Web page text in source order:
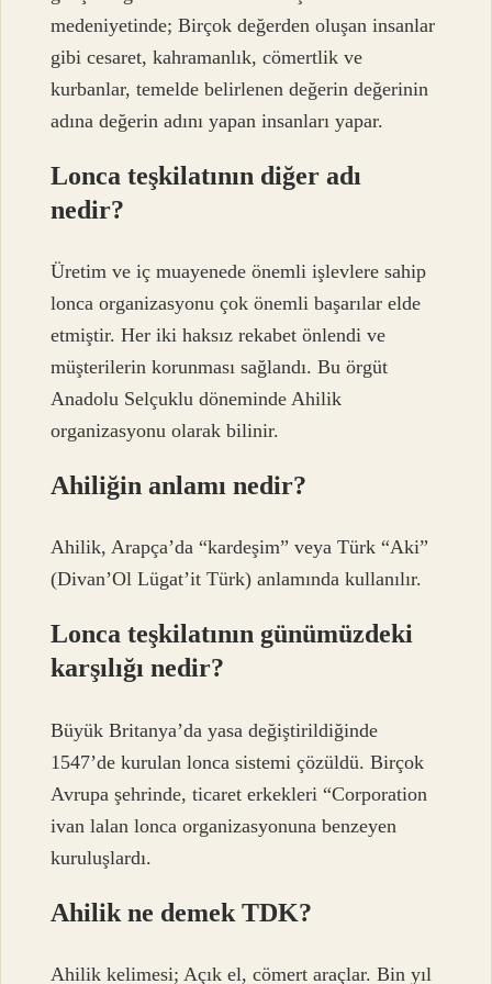
medeniyetinde; Birçok değerden oluşan insanlar
gibi cesaret, kahramanlık, cömertlik ve
kurbanlar, temelde belirlenen değerin değerinin
adına değerin adını yapan insanları yapar.
Lonca teşkilatının diğer adı
nedir?
Üretim ve iç muayenede önemli işlevlere sahip
lonca organizasyonu çok önemli başarılar elde
etmiştir. Her iki haksız rekabet önlendi ve
müşterilerin korunması sağlandı. Bu örgüt
Anadolu Selçuklu döneminde Ahilik
organizasyonu olarak bilinir.
Ahiliğin anlamı nedir?
Ahilik, Arapça’da “kardeşim” veya Türk “Aki”
(Divan’Ol Lügat’it Türk) anlamında kullanılır.
Lonca teşkilatının günümüzdeki
karşılığı nedir?
Büyük Britanya’da yasa değiştirildiğinde
1547’de kurulan lonca sistemi çözüldü. Birçok
Avrupa şehrinde, ticaret erkekleri “Corporation
ivan lalan lonca organizasyonuna benzeyen
kuruluşlardı.
Ahilik ne demek TDK?
Ahilik kelimesi; Açık el, cömert araçlar. Bin yıl